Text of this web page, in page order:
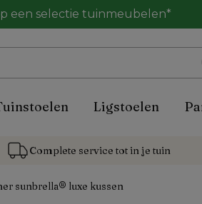
een selectie tuinmeubelen*
Ligstoelen
Complete service tot in je tuin
sunbrella® luxe kussen